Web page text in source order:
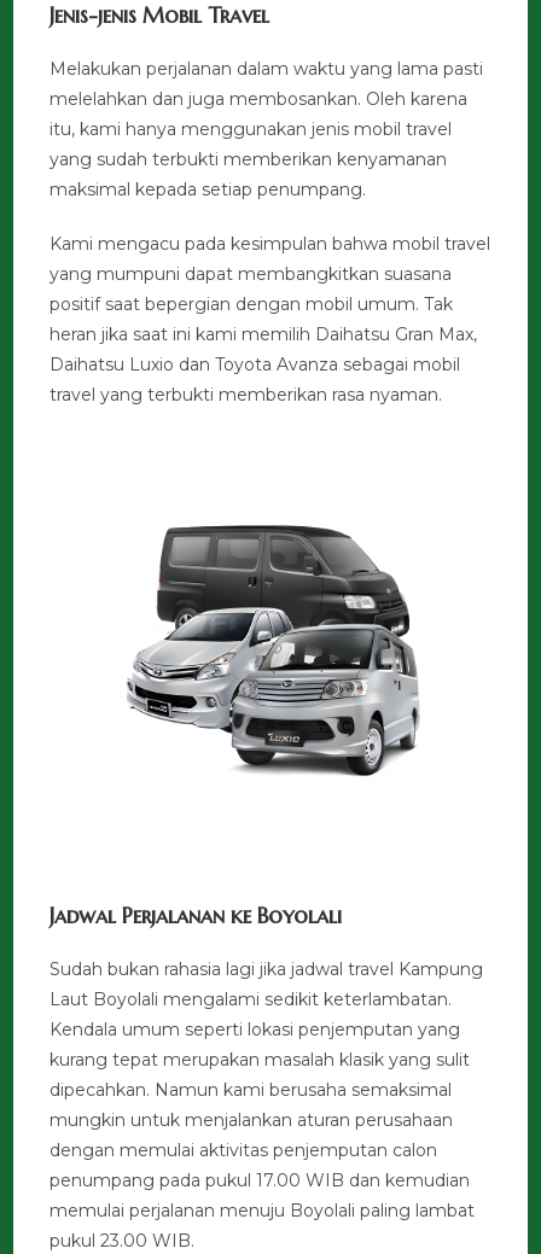
Jenis-jenis Mobil Travel
Melakukan perjalanan dalam waktu yang lama pasti
melelahkan dan juga membosankan. Oleh karena
itu, kami hanya menggunakan jenis mobil travel
yang sudah terbukti memberikan kenyamanan
maksimal kepada setiap penumpang.
Kami mengacu pada kesimpulan bahwa mobil travel
yang mumpuni dapat membangkitkan suasana
positif saat bepergian dengan mobil umum. Tak
heran jika saat ini kami memilih Daihatsu Gran Max,
Daihatsu Luxio dan Toyota Avanza sebagai mobil
travel yang terbukti memberikan rasa nyaman.
Jadwal Perjalanan ke Boyolali
Sudah bukan rahasia lagi jika jadwal travel Kampung
Laut Boyolali mengalami sedikit keterlambatan.
Kendala umum seperti lokasi penjemputan yang
kurang tepat merupakan masalah klasik yang sulit
dipecahkan. Namun kami berusaha semaksimal
mungkin untuk menjalankan aturan perusahaan
dengan memulai aktivitas penjemputan calon
penumpang pada pukul 17.00 WIB dan kemudian
memulai perjalanan menuju Boyolali paling lambat
pukul 23.00 WIB.